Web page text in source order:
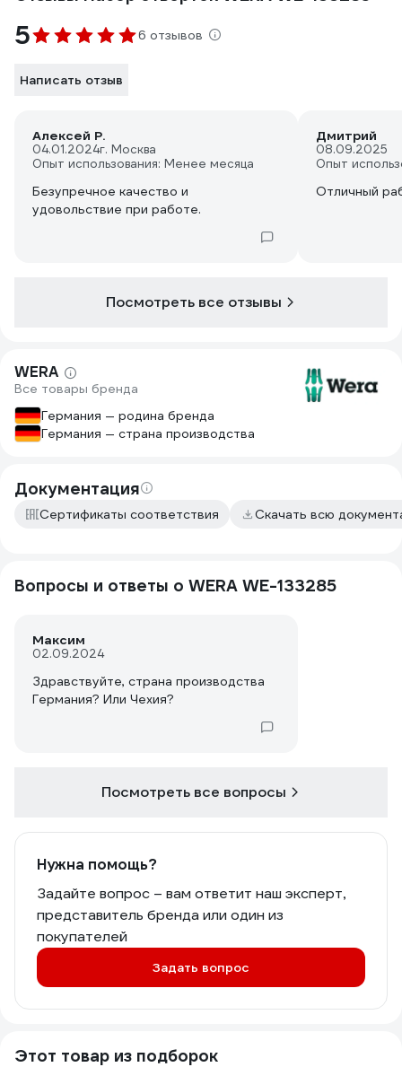
5 6 отзывов
Написать отзыв
Алексей Р.
04.01.2024г. Москва
Опыт использования: Менее месяца
Безупречное качество и
удовольствие при работе.
Дмитрий
08.09.2025
Опыт
Отличный
Посмотреть все отзывы
WERA
Все товары бренда
Германия — родина бренда
Германия — страна производства
Документация
Сертификаты соответствия Скачать всю
Вопросы и ответы о WERA WE-133285
Максим
02.09.2024
Здравствуйте, страна производства
Германия? Или Чехия?
Посмотреть все вопросы
Нужна помощь?
Задайте вопрос – вам ответит наш эксперт,
представитель бренда или один из
покупателей
Задать вопрос
Этот товар из подборок